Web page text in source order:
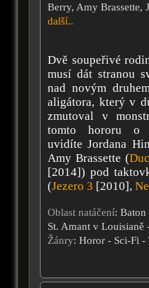
Berry, Amy Brassette,
další..
Dvě soupeřivé
musí dát stranou
nad novým
aligátora, který v
zmutoval v
tomto hororu o
uvidíte Jordana
Amy Brassette (
[2014]) pod
(Jezero 3 [2010],
Oblast natáčení: Baton
St. Amant v Louisianě
Žánry: Horor - Sci-Fi -